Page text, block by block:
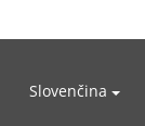
Slovenčina